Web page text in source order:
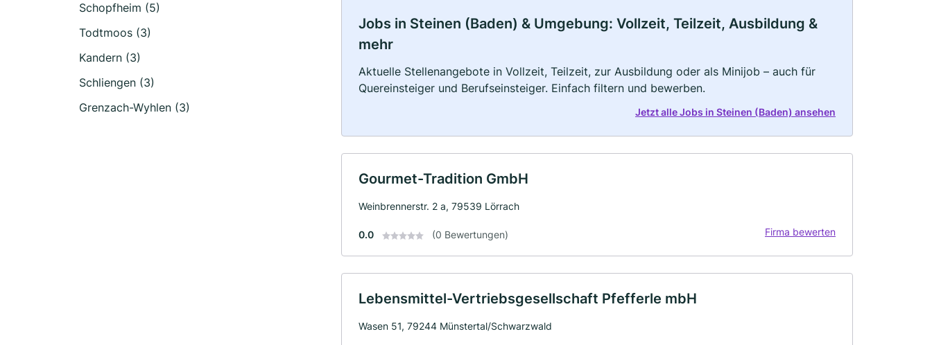
Schopfheim (5)
Todtmoos (3)
Kandern (3)
Schliengen (3)
Grenzach-Wyhlen (3)
Jobs in Steinen (Baden) & Umgebung: Vollzeit, Teilzeit, Ausbildung &
mehr
Aktuelle Stellenangebote in Vollzeit, Teilzeit, zur Ausbildung oder als Minijob – auch für
Quereinsteiger und Berufseinsteiger. Einfach filtern und bewerben.
Jetzt alle Jobs in Steinen (Baden) ansehen
Gourmet-Tradition GmbH
Weinbrennerstr. 2 a, 79539 Lörrach
0.0 (0 Bewertungen) Firma bewerten
Lebensmittel-Vertriebsgesellschaft Pfefferle mbH
Wasen 51, 79244 Münstertal/Schwarzwald